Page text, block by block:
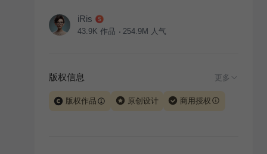
iRis
43.9K 作品 254.9M 人气
版权信息 更多
版权作品 原创设计 商用授权